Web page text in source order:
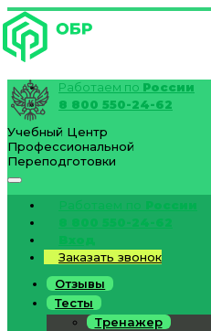
Работаем по России
8 800 550-24-62
Учебный Центр
Профессиональной
Переподготовки
Работаем по России
8 800 550-24-62
Вход
Заказать звонок
Отзывы
Тесты
Тренажер